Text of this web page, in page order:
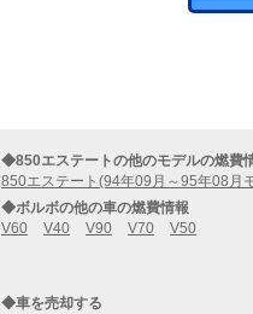
◆850エステートの他のモデルの燃費
850エステート(94年09月～95年08月
◆ボルボの他の車の燃費情報
V60
V40 V90 V70 V50
◆車を売却する